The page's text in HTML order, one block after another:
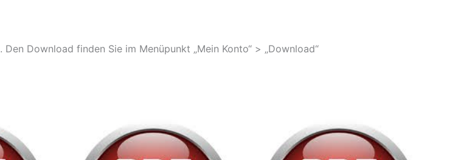
Download finden Sie im Menüpunkt „Mein Konto“ > „Download“